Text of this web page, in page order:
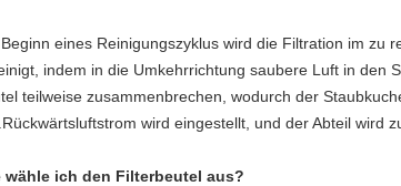
eines Reinigungszyklus wird die Filtration im zu
indem in die Umkehrrichtung saubere Luft in den
teilweise zusammenbrechen, wodurch der
wird eingestellt, und der Abteil wird
wähle ich den Filterbeutel aus?